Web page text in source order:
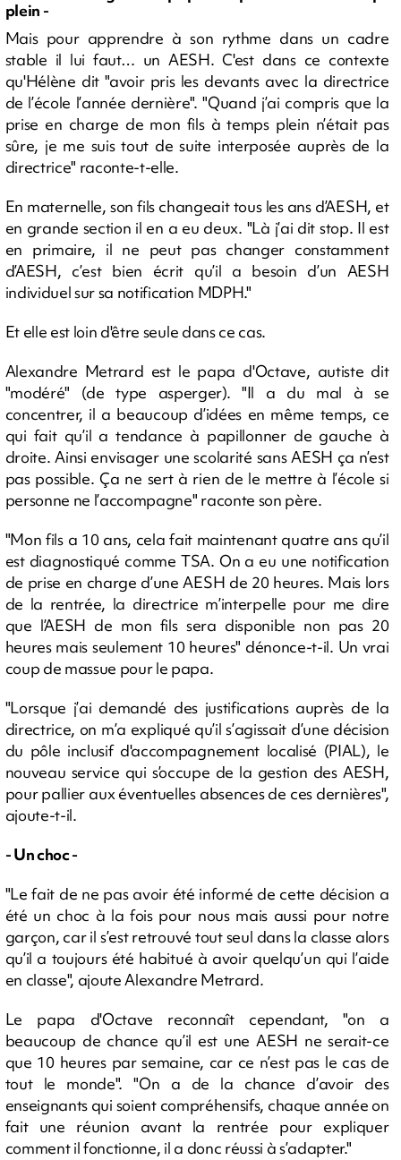
plein -
Mais pour apprendre à son rythme dans un cadre
stable il lui faut… un AESH. C'est dans ce contexte
qu'Hélène dit "avoir pris les devants avec la directrice
de l’école l’année dernière". "Quand j’ai compris que la
prise en charge de mon fils à temps plein n’était pas
sûre, je me suis tout de suite interposée auprès de la
directrice" raconte-t-elle.
En maternelle, son fils changeait tous les ans d’AESH, et
en grande section il en a eu deux. "Là j’ai dit stop. Il est
en primaire, il ne peut pas changer constamment
d’AESH, c’est bien écrit qu’il a besoin d’un AESH
individuel sur sa notification MDPH."
Et elle est loin d'être seule dans ce cas.
Alexandre Metrard est le papa d'Octave, autiste dit
"modéré" (de type asperger). "Il a du mal à se
concentrer, il a beaucoup d’idées en même temps, ce
qui fait qu’il a tendance à papillonner de gauche à
droite. Ainsi envisager une scolarité sans AESH ça n’est
pas possible. Ça ne sert à rien de le mettre à l’école si
personne ne l’accompagne" raconte son père.
"Mon fils a 10 ans, cela fait maintenant quatre ans qu’il
est diagnostiqué comme TSA. On a eu une notification
de prise en charge d’une AESH de 20 heures. Mais lors
de la rentrée, la directrice m’interpelle pour me dire
que l’AESH de mon fils sera disponible non pas 20
heures mais seulement 10 heures" dénonce-t-il. Un vrai
coup de massue pour le papa.
"Lorsque j’ai demandé des justifications auprès de la
directrice, on m’a expliqué qu’il s’agissait d’une décision
du pôle inclusif d'accompagnement localisé (PIAL), le
nouveau service qui s’occupe de la gestion des AESH,
pour pallier aux éventuelles absences de ces dernières",
ajoute-t-il.
- Un choc -
"Le fait de ne pas avoir été informé de cette décision a
été un choc à la fois pour nous mais aussi pour notre
garçon, car il s’est retrouvé tout seul dans la classe alors
qu’il a toujours été habitué à avoir quelqu’un qui l’aide
en classe", ajoute Alexandre Metrard.
Le papa d'Octave reconnaît cependant, "on a
beaucoup de chance qu’il est une AESH ne serait-ce
que 10 heures par semaine, car ce n’est pas le cas de
tout le monde". "On a de la chance d’avoir des
enseignants qui soient compréhensifs, chaque année on
fait une réunion avant la rentrée pour expliquer
comment il fonctionne, il a donc réussi à s’adapter."